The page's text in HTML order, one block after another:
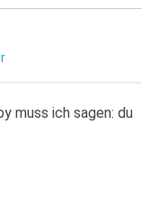
muss ich sagen: du